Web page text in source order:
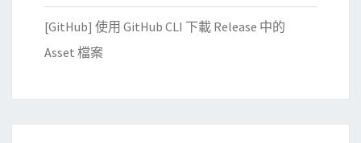
[GitHub] 使用 GitHub CLI 下載 Release 中的
Asset 檔案